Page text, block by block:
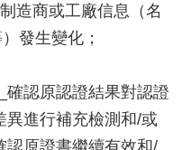
造商或工廠信息（名
發生變化；
認原認證結果對認證
異進行補充檢測和/或
認原證書繼續有效和/